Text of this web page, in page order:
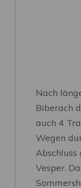
Nach
Biberach
auch 4
Wegen
Vesper.